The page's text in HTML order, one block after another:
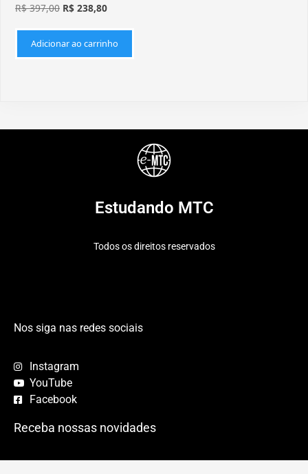
R$397,00 R$ 238,80
Adicionar ao carrinho
Estudando MTC
Todos os direitos reservados
Nos siga nas redes sociais
Instagram
YouTube
Facebook
Receba nossas novidades